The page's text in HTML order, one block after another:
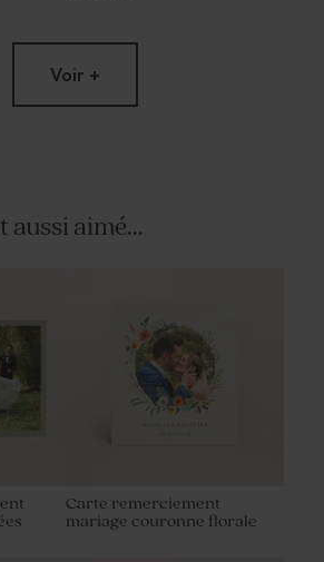
Voir +
aussi aimé...
Carte remerciement
mariage couronne florale